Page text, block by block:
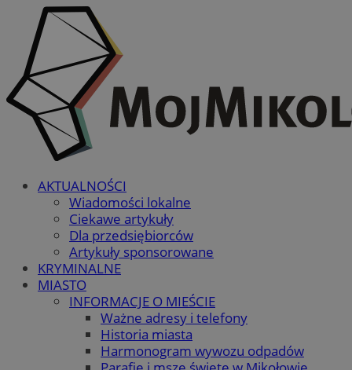
AKTUALNOŚCI
Wiadomości lokalne
Ciekawe artykuły
Dla przedsiębiorców
Artykuły sponsorowane
KRYMINALNE
MIASTO
INFORMACJE O MIEŚCIE
Ważne adresy i telefony
Historia miasta
Harmonogram wywozu odpadów